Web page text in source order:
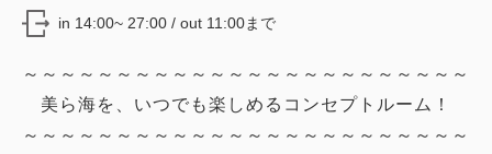
in 14:00~ 27:00 / out 11:00まで
～～～～～～～～～～～～～～～～～～～～～～～～
美ら海を、いつでも楽しめるコンセプトルーム！
～～～～～～～～～～～～～～～～～～～～～～～～